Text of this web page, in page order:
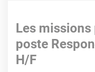
Les
poste
H/F